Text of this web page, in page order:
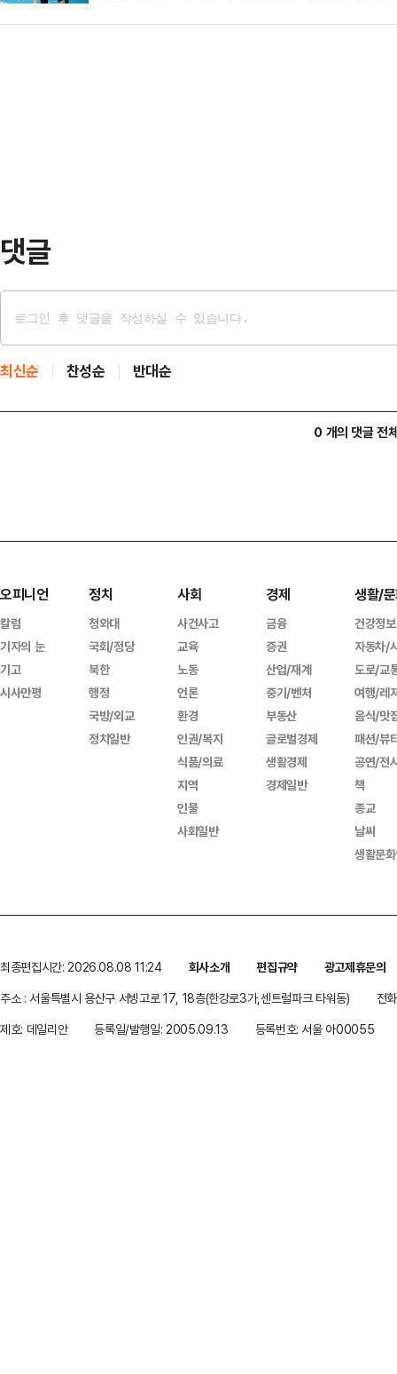
육관에서 열린 제55회 …
패)로 시즌을 마쳤다.이에 삼성화
구선수권대회는 2일부터 5월 8일
댓글
최신순 찬성순 반대순
0 개의 댓글 전
오피니언
칼럼
기자의 눈
기고
시사만평
정치
청와대
국회/정당
북한
행정
국방/외교
정치일반
사회
사건사고
교육
노동
언론
환경
인권/복지
식품/의료
지역
인물
사회일반
경제
금융
증권
산업/재계
중기/벤처
부동산
글로벌경제
생활경제
경제일반
생활/
건강정보
자동차/
도로/교
여행/레
음식/맛
패션/뷰
공연/전
책
종교
날씨
생활문
최종편집시간: 2026.08.08 11:24 회사소개 편집규약
광고제휴문의
주소 : 서울특별시 용산구 서빙고로 17, 18층(한강로3가,센트럴파크 타워동)
전
제호: 데일리안
등록일/발행일: 2005.09.13 등록번호: 서울 아00055